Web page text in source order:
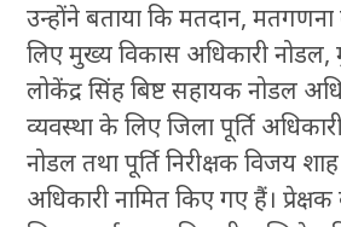
उन्होंने बताया कि मतदान,
लिए मुख्य विकास अधिकारी
लोकेंद्र सिंह बिष्ट सहायक नोडल
व्यवस्था के लिए जिला पूर्ति
नोडल तथा पूर्ति निरीक्षक विजय
अधिकारी नामित किए गए हैं।